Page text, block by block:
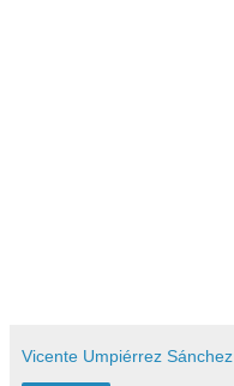
Vicente Umpiérrez Sánchez